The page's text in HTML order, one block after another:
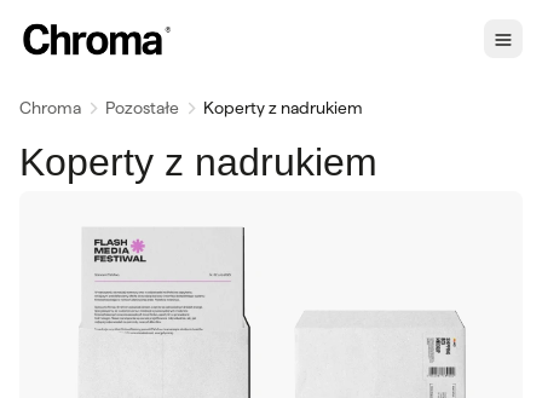
Chroma Pozostałe Koperty z nadrukiem
Koperty z nadrukiem